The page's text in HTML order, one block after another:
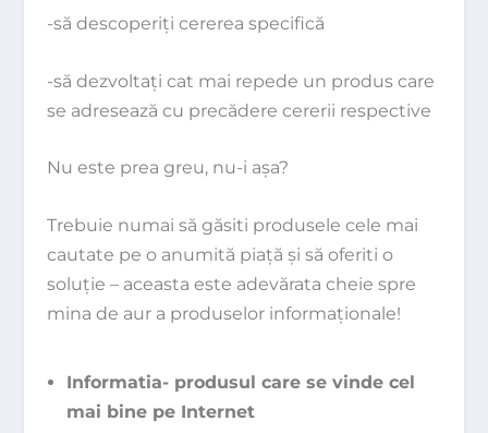
-să descoperiţi cererea specifică
-să dezvoltaţi cat mai repede un produs care
se adresează cu precădere cererii respective
Nu este prea greu, nu-i aşa?
Trebuie numai să găsiti produsele cele mai
cautate pe o anumită piaţă şi să oferiti o
soluţie – aceasta este adevărata cheie spre
mina de aur a produselor informaţionale!
Informatia- produsul care se vinde cel
mai bine pe Internet